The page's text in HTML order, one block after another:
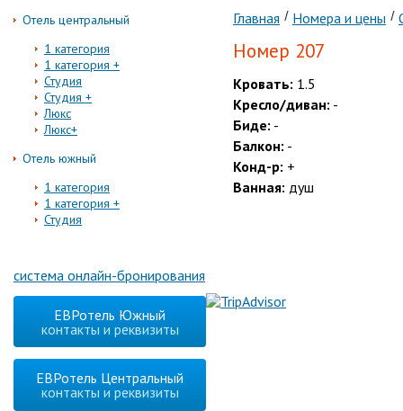
Отель центральный
1 категория
1 категория +
Студия
Студия +
Люкс
Люкс+
Отель южный
1 категория
1 категория +
Студия
система онлайн-бронирования
ЕВРотель Южный
контакты и реквизиты
ЕВРотель Центральный
контакты и реквизиты
Главная Номера и цены
Номер 207
Кровать: 1.5
Кресло/диван: -
Биде: -
Балкон: -
Конд-р: +
Ванная: душ